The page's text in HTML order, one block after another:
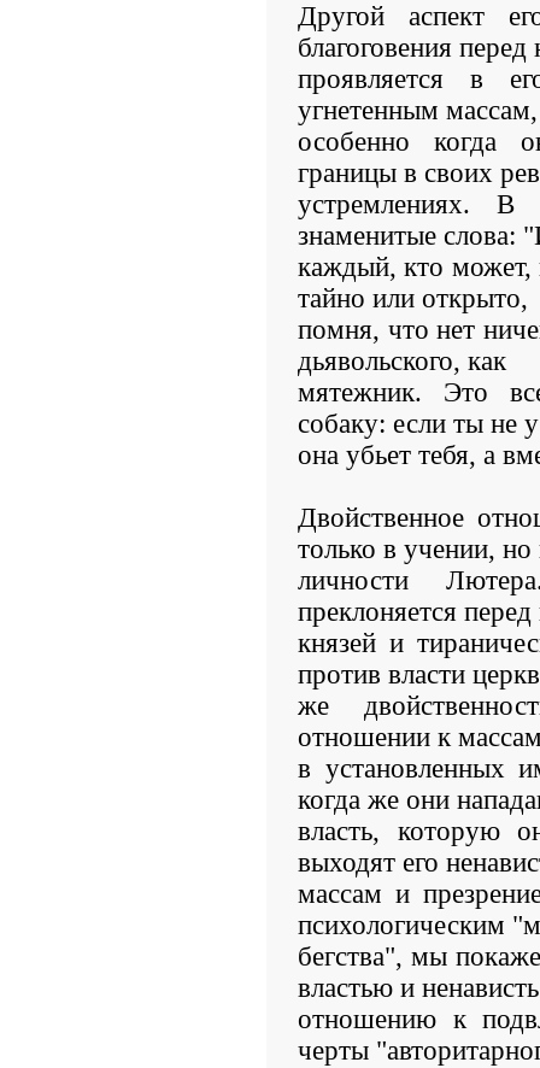
Другой аспект
благоговения перед
проявляется в
угнетенным
особенно когда
границы в своих
устремлениях.
знаменитые слова:
каждый, кто может,
тайно или открыто,
помня, что нет
дьявольского, как
мятежник. Это
собаку: если ты не
она убьет тебя, а
Двойственное
только в учении, но
личности
преклоняется
князей и
против власти
же
отношении к
в установленных
когда же они
власть, которую
выходят его
массам и
психологическим
бегства", мы
властью и
отношению к
черты